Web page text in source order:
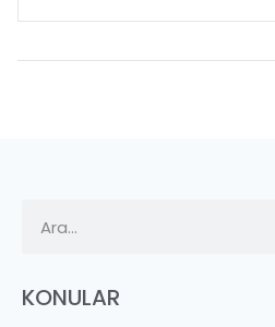
KONULAR